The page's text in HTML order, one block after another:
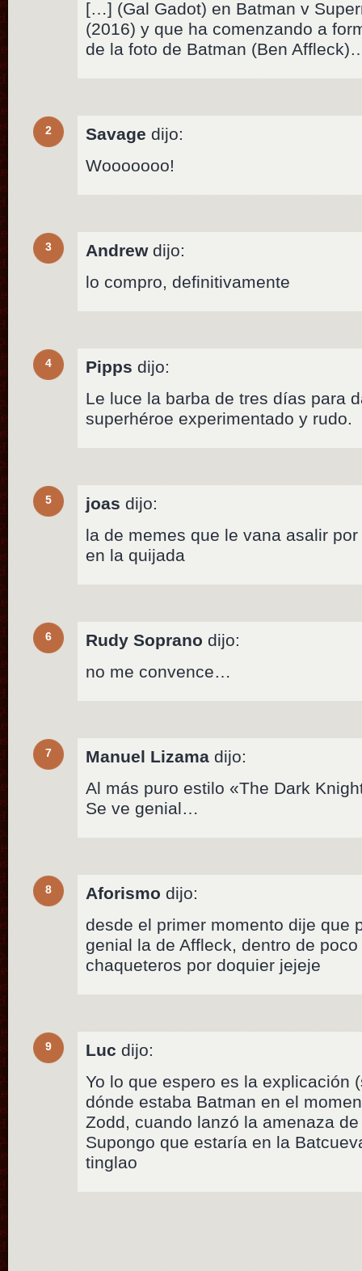
[…] (Gal Gadot) en Batman v
(2016) y que ha comenzando a
de la foto de Batman (Ben
2 Savage dijo:
Wooooooo!
3 Andrewdijo:
lo compro, definitivamente
4 Pipps dijo:
Le luce la barba de tres días para
superhéroe experimentado y rudo.
5 joas dijo:
la de memes que le vana asalir
en la quijada
6 Rudy Soprano dijo:
no me convence…
7 Manuel Lizama dijo:
Al más puro estilo «The Dark
Se ve genial…
8 Aforismo dijo:
desde el primer momento dije que
genial la de Affleck, dentro de
chaqueteros por doquier jejeje
9 Luc dijo:
Yo lo que espero es la explicación
dónde estaba Batman en el
Zodd, cuando lanzó la amenaza
Supongo que estaría en la
tinglao